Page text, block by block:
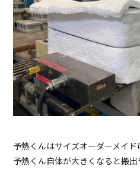
予熱くんはサイズオーダーメイ
予熱くん自体が大きくなると搬